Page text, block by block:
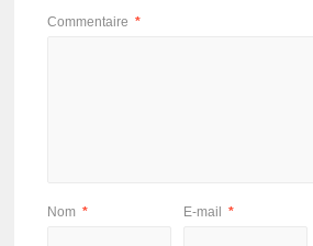
Commentaire *
Nom * E-mail *